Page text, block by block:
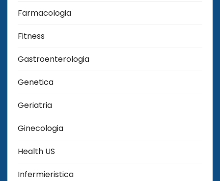
Farmacologia
Fitness
Gastroenterologia
Genetica
Geriatria
Ginecologia
Health US
Infermieristica